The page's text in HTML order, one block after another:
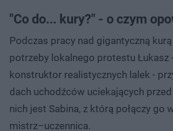
"Co do... kury?" - o czym
Podczas pracy nad gigantyczną
potrzeby lokalnego protestu Łukasz
konstruktor realistycznych lalek -
dach uchodźców uciekających
nich jest Sabina, z którą połączy go
mistrz–uczennica.